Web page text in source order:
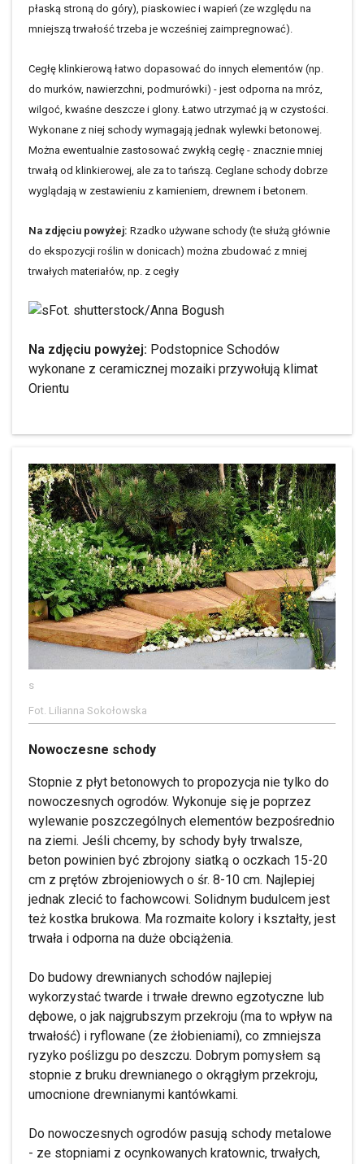
płaską stroną do góry), piaskowiec i wapień (ze względu na
mniejszą trwałość trzeba je wcześniej zaimpregnować).
Cegłę klinkierową łatwo dopasować do innych elementów (np.
do murków, nawierzchni, podmurówki) - jest odporna na mróz,
wilgoć, kwaśne deszcze i glony. Łatwo utrzymać ją w czystości.
Wykonane z niej schody wymagają jednak wylewki betonowej.
Można ewentualnie zastosować zwykłą cegłę - znacznie mniej
trwałą od klinkierowej, ale za to tańszą. Ceglane schody dobrze
wyglądają w zestawieniu z kamieniem, drewnem i betonem.
Na zdjęciu powyżej: Rzadko używane schody (te służą głównie
do ekspozycji roślin w donicach) można zbudować z mniej
trwałych materiałów, np. z cegły
Fot. shutterstock/Anna Bogush
Na zdjęciu powyżej: Podstopnice Schodów
wykonane z ceramicznej mozaiki przywołują klimat
Orientu
s
Fot. Lilianna Sokołowska
Nowoczesne schody
Stopnie z płyt betonowych to propozycja nie tylko do
nowoczesnych ogrodów. Wykonuje się je poprzez
wylewanie poszczególnych elementów bezpośrednio
na ziemi. Jeśli chcemy, by schody były trwalsze,
beton powinien być zbrojony siatką o oczkach 15-20
cm z prętów zbrojeniowych o śr. 8-10 cm. Najlepiej
jednak zlecić to fachowcowi. Solidnym budulcem jest
też kostka brukowa. Ma rozmaite kolory i kształty, jest
trwała i odporna na duże obciążenia.
Do budowy drewnianych schodów najlepiej
wykorzystać twarde i trwałe drewno egzotyczne lub
dębowe, o jak najgrubszym przekroju (ma to wpływ na
trwałość) i ryflowane (ze żłobieniami), co zmniejsza
ryzyko poślizgu po deszczu. Dobrym pomysłem są
stopnie z bruku drewnianego o okrągłym przekroju,
umocnione drewnianymi kantówkami.
Do nowoczesnych ogrodów pasują schody metalowe
- ze stopniami z ocynkowanych kratownic, trwałych,